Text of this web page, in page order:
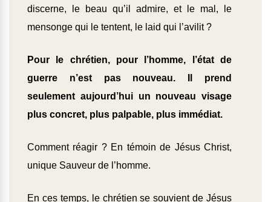
discerne, le beau qu’il admire, et le mal, le
mensonge qui le tentent, le laid qui l’avilit ?
Pour le chrétien, pour l’homme, l’état de
guerre n’est pas nouveau. Il prend
seulement aujourd’hui un nouveau visage
plus concret, plus palpable, plus immédiat.
Comment réagir ? En témoin de Jésus Christ,
unique Sauveur de l’homme.
En ces temps, le chrétien se souvient de Jésus